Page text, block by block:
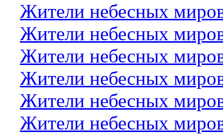
Жители небесных
Жители небесных
Жители небесных
Жители небесных
Жители небесных
Жители небесных